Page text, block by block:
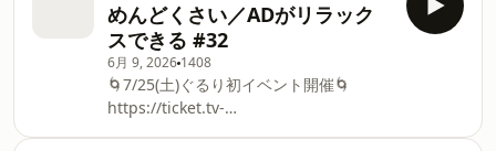
「会わなくていい理由」ができた／みん
なと楽しくできる人は羨ましい／葬式で
実家に帰って思ったこと／ぐるり初イベ
ント一般チケット販売中！ ★ぐるり公式
グッズ販売中★ ⁠⁠⁠⁠⁠https://tvasahipod
asahi.co.jp/douga_mv/gururi-
event2026/ ★ぐるり公式グッズ販売中
★
⁠⁠⁠https://tvasahipod.shop2.makeshop.jp/view/
サッカーW杯の真っ只中！／永野、スポ
ーツに興味がない理由／性格を形成した
めんどくさい／ADがリラック
スできる #32
6月 9, 2026 1408
🌀7/25(土)ぐるり初イベント開催🌀
⁠https://ticket.tv-